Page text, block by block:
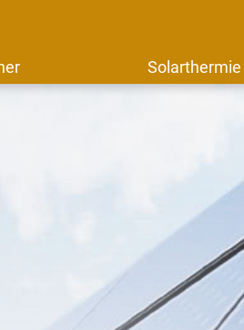
Solarthermie